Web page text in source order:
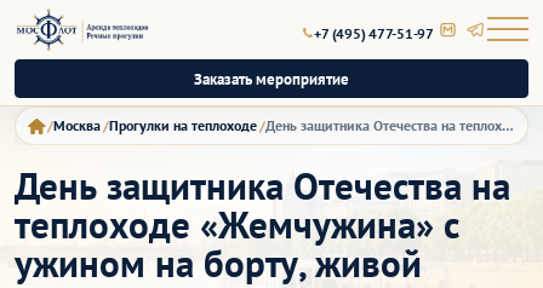
+7 (495) 477-51-97
Заказать мероприятие
Москва Прогулки на теплоходе День защитника Отечества на теплоходе «Жемчужина» с ужином на борту, живой музыкой и фейерверком
День защитника Отечества на
теплоходе «Жемчужина» с
ужином на борту, живой